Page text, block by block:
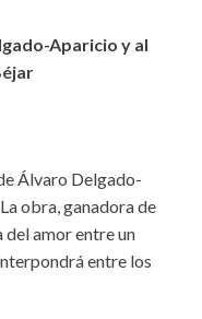
Aparicio y al
Álvaro Delgado-
obra, ganadora de
amor entre un
entre los